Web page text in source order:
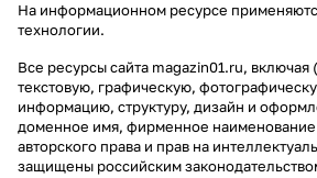
На информационном ресурсе
технологии.
Все ресурсы сайта magazin01.ru, включая
текстовую, графическую,
информацию, структуру, дизайн и
доменное имя, фирменное наименование
авторского права и прав на
защищены российским